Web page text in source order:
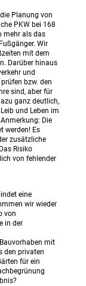
Planung von
PKW bei 168
mehr als das
Wir
mit dem
Darüber hinaus
und
bzw. den
sind, aber für
ganz deutlich,
und Leben im
Die
werden! Es
zusätzliche
Risiko
von fehlender
eine
wir wieder
von
in der
mit
den privaten
für ein